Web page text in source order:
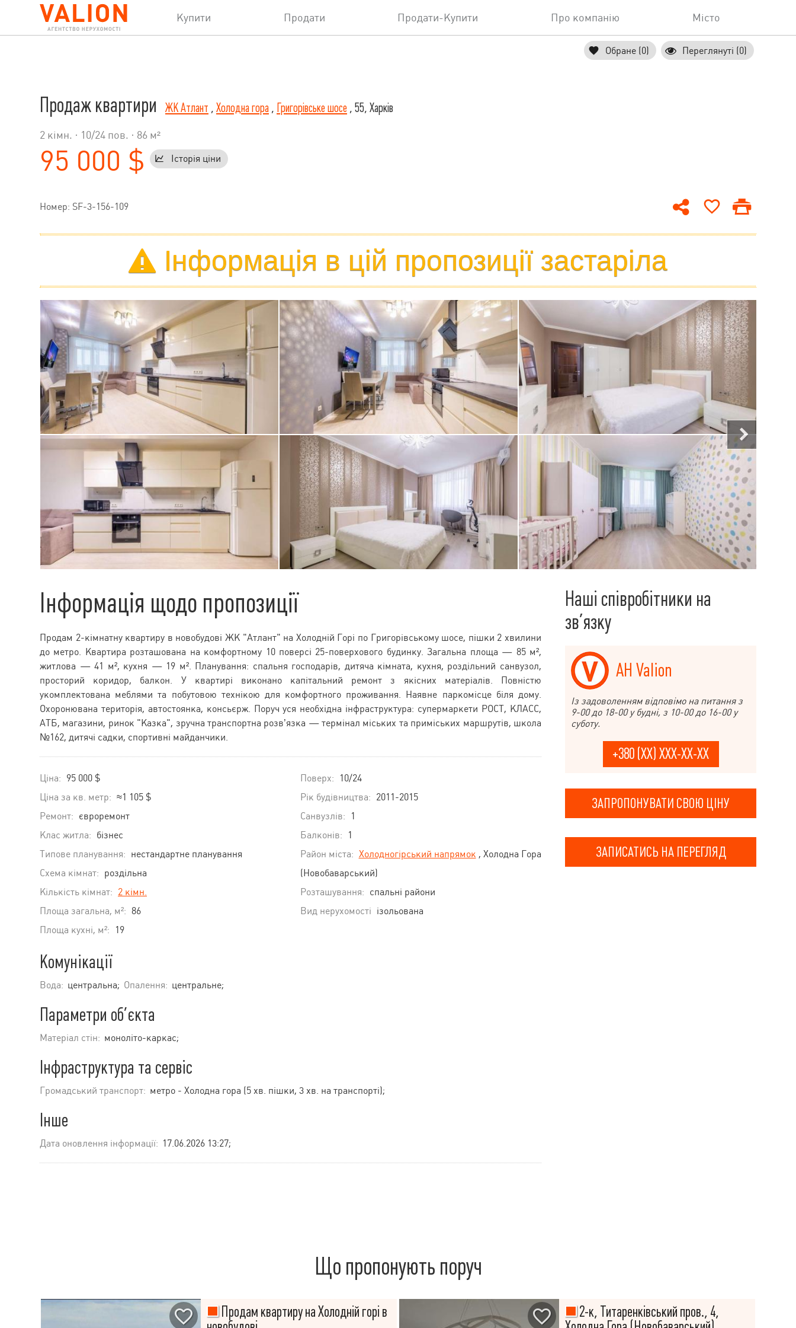
Купити Продати Продати-Купити Про компанію Місто
Обране (0) Переглянуті (0)
Продаж квартири ЖК Атлант , Холодна гора , Григорівське шосе , 55, Харків
2 кімн. · 10/24 пов. · 86 м²
95 000 $ Історія ціни
Номер: SF-3-156-109
Інформація в цій пропозиції застаріла
Інформація щодо пропозиції
Продам 2-кімнатну квартиру в новобудові ЖК "Атлант" на Холодній Горі по Григорівському шосе, пішки 2 хвилини
до метро. Квартира розташована на комфортному 10 поверсі 25-поверхового будинку. Загальна площа — 85 м²,
житлова — 41 м², кухня — 19 м². Планування: спальня господарів, дитяча кімната, кухня, роздільний санвузол,
просторий коридор, балкон. У квартирі виконано капітальний ремонт з якісних матеріалів. Повністю
укомплектована меблями та побутовою технікою для комфортного проживання. Наявне паркомісце біля дому.
Охоронювана територія, автостоянка, консьєрж. Поруч уся необхідна інфраструктура: супермаркети РОСТ, КЛАСС,
АТБ, магазини, ринок "Казка", зручна транспортна розв’язка — термінал міських та приміських маршрутів, школа
№162, дитячі садки, спортивні майданчики.
Ціна: 95 000 $
Ціна за кв. метр: ≈1 105 $
Ремонт: євроремонт
Клас житла: бізнес
Типове планування: нестандартне планування
Схема кімнат: роздільна
Кількість кімнат: 2 кімн.
Площа загальна, м²: 86
Площа кухні, м²:
19
Поверх:
10/24
Рік будівництва: 2011-2015
Санвузлів:
1
Балконів:
1
Район міста: Холодногірський напрямок , Холодна Гора
(Новобаварський)
Розташування: спальні райони
Вид нерухомості ізольована
Комунікації
Вода: центральна; Опалення: центральне;
Параметри об’єкта
Матеріал стін: моноліто-каркас;
Інфраструктура та сервіс
Громадський транспорт: метро - Холодна гора (5 хв. пішки, 3 хв. на транспорті);
Інше
Дата оновлення інформації: 17.06.2026 13:27;
Наші співробітники на
зв’язку
АН Valion
Із задоволенням відповімо на питання з
9-00 до 18-00 у будні, з 10-00 до 16-00 у
суботу.
+380 (XX) XXX-XX-XX
ЗАПРОПОНУВАТИ СВОЮ ЦІНУ
ЗАПИСАТИСЬ НА ПЕРЕГЛЯД
Що пропонують поруч
Продам квартиру на Холодній горі в
2-к, Титаренківський пров., 4,